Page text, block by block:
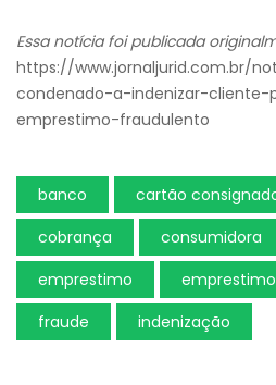
Essa notícia foi publicada
https://www.jornaljurid.com.br/
condenado-a-indenizar-
emprestimo-fraudulento
banco cartão
cobrança
consumidora
emprestimo
fraude
indenização